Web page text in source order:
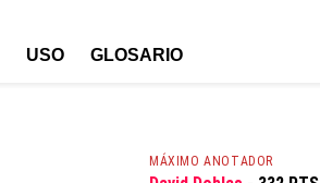
USO GLOSARIO
MÁXIMO ANOTADOR